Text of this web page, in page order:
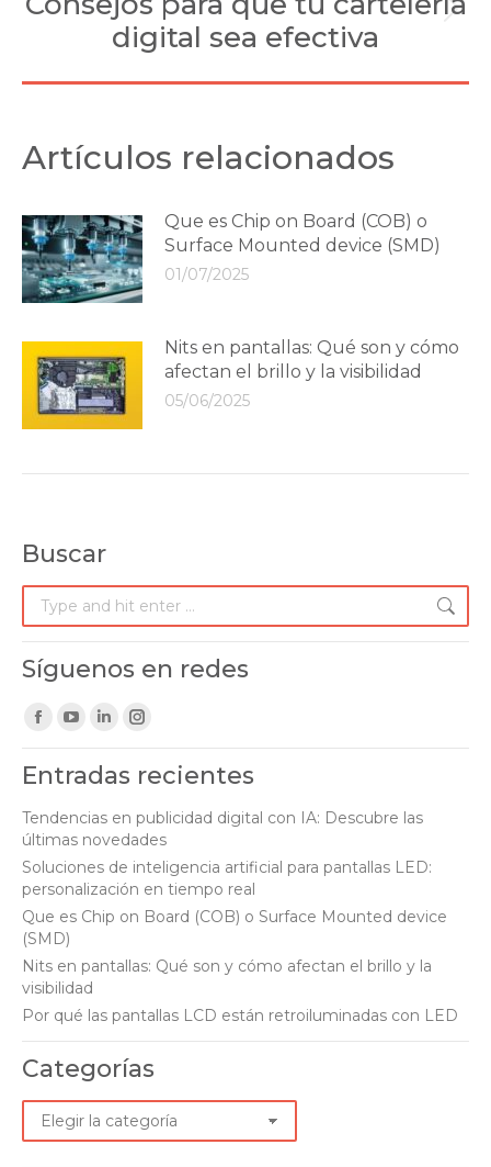
Next
post:
digital sea efectiva
Artículos relacionados
Que es Chip on Board (COB) o
Surface Mounted device (SMD)
01/07/2025
Nits en pantallas: Qué son y cómo
afectan el brillo y la visibilidad
05/06/2025
Buscar
Search:
Síguenos en redes
Find us on:
Facebook
opens
in
new
window
YouTube
opens
in
new
window
Linkedin
opens
in
new
window
Instagram
opens
in
new
window
Entradas recientes
Tendencias en publicidad digital con IA: Descubre las
últimas novedades
Soluciones de inteligencia artificial para pantallas LED:
personalización en tiempo real
Que es Chip on Board (COB) o Surface Mounted device
(SMD)
Nits en pantallas: Qué son y cómo afectan el brillo y la
visibilidad
Por qué las pantallas LCD están retroiluminadas con LED
Categorías
Categorías